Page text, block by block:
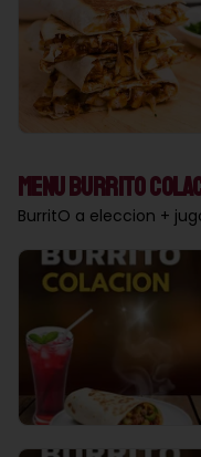
Menu Burrito
BurritO a eleccion +